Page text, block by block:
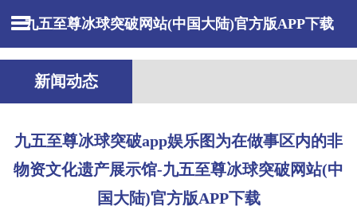
九五至尊冰球突破网站(中国大陆)官方版APP下载
新闻动态
九五至尊冰球突破app娱乐图为在做事区内的非
物资文化遗产展示馆-九五至尊冰球突破网站(中
国大陆)官方版APP下载